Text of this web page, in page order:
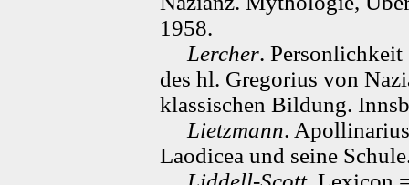
1958.
Lercher.
des hl. Gregorius von
klassischen Bildung.
Lietzmann.
Laodicea und seine